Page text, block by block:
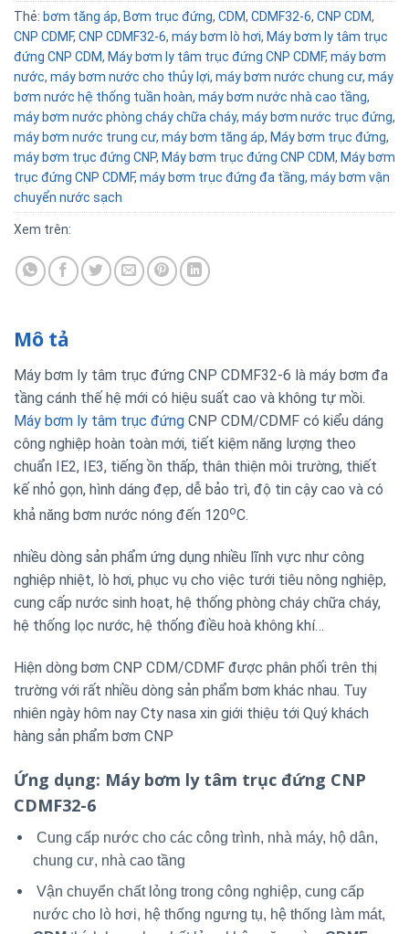
Thẻ: bơm tăng áp, Bơm trục đứng, CDM, CDMF32-6, CNP CDM,
CNP CDMF, CNP CDMF32-6, máy bơm lò hơi, Máy bơm ly tâm trục
đứng CNP CDM, Máy bơm ly tâm trục đứng CNP CDMF, máy bơm
nước, máy bơm nước cho thủy lợi, máy bơm nước chung cư, máy
bơm nước hệ thống tuần hoàn, máy bơm nước nhà cao tầng,
máy bơm nước phòng cháy chữa cháy, máy bơm nước trục đứng,
máy bơm nước trung cư, máy bơm tăng áp, Máy bơm trục đứng,
máy bơm trục đứng CNP, Máy bơm trục đứng CNP CDM, Máy bơm
trục đứng CNP CDMF, máy bơm trục đứng đa tầng, máy bơm vận
chuyển nước sạch
Xem trên:
Mô tả
Máy bơm ly tâm trục đứng CNP CDMF32-6 là máy bơm đa
tầng cánh thế hệ mới có hiệu suất cao và không tự mồi.
Máy bơm ly tâm trục đứng CNP CDM/CDMF có kiểu dáng
công nghiệp hoàn toàn mới, tiết kiệm năng lượng theo
chuẩn IE2, IE3, tiếng ồn thấp, thân thiện môi trường, thiết
kế nhỏ gọn, hình dáng đẹp, dễ bảo trì, độ tin cậy cao và có
khả năng bơm nước nóng đến 120oC.
nhiều dòng sản phẩm ứng dụng nhiều lĩnh vực như công
nghiệp nhiệt, lò hơi, phục vụ cho việc tưới tiêu nông nghiệp,
cung cấp nước sinh hoạt, hệ thống phòng cháy chữa cháy,
hệ thống lọc nước, hệ thống điều hoà không khí…
Hiện dòng bơm CNP CDM/CDMF được phân phối trên thị
trường với rất nhiều dòng sản phẩm bơm khác nhau. Tuy
nhiên ngày hôm nay Cty nasa xin giới thiệu tới Quý khách
hàng sản phẩm bơm CNP
Ứng dụng: Máy bơm ly tâm trục đứng CNP
CDMF32-6
Cung cấp nước cho các công trình, nhà máy, hộ dân,
chung cư, nhà cao tầng
Vận chuyển chất lỏng trong công nghiệp, cung cấp
nước cho lò hơi, hệ thống ngưng tụ, hệ thống làm mát,